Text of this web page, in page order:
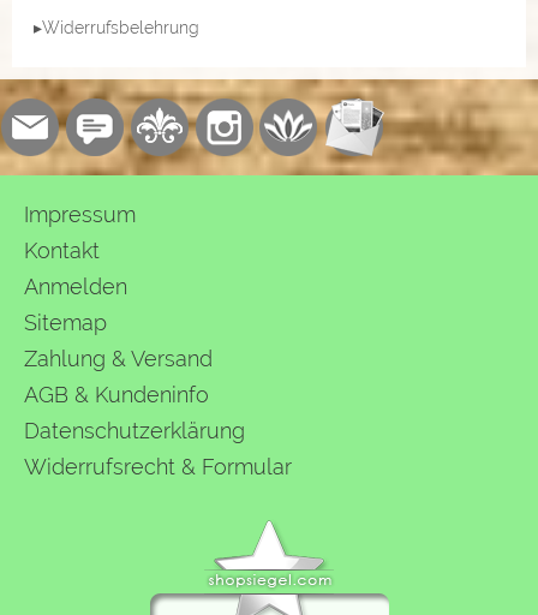
▸Widerrufsbelehrung
Impressum
Kontakt
Anmelden
Sitemap
Zahlung & Versand
AGB & Kundeninfo
Datenschutzerklärung
Widerrufsrecht & Formular